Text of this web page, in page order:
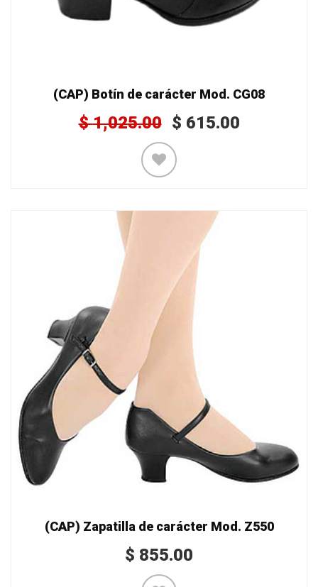
(CAP) Botín de carácter Mod. CG08
$1,025.00 $ 615.00
(CAP) Zapatilla de carácter Mod. Z550
$ 855.00